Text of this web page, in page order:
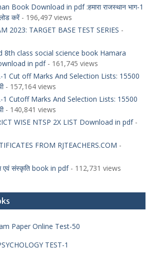
Book Download in pdf :हमारा राजस्थान भाग-1
करें- 196,497 views
2023: TARGET BASE TEST SERIES -
8th class social science book Hamara
in pdf- 161,745 views
1 Cut off Marks And Selection Lists: 15500
- 157,164 views
1 Cutoff Marks And Selection Lists: 15500
- 140,841 views
WISE NTSP 2X LIST Download in pdf-
FROM RJTEACHERS.COM -
एवं संस्कृति book in pdf- 112,731 views
Paper Online Test-50
TEST-1